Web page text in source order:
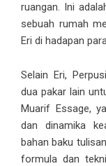
ruangan. Ini
sebuah rumah
Eri di hadapan
Selain Eri,
dua pakar lain
Muarif Essage,
dan dinamika
bahan baku
formula dan